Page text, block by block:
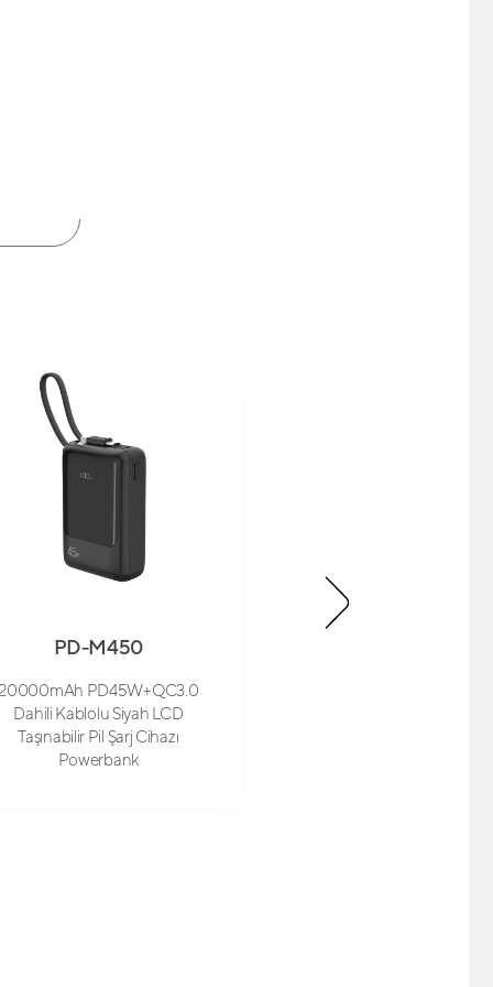
PD-M450
20000mAh PD45W+QC3.0
Dahili Kablolu Siyah LCD
Taşınabilir Pil Şarj Cihazı
Powerbank